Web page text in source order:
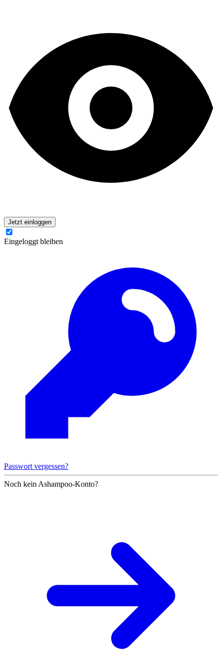
Jetzt einloggen
Eingeloggt bleiben
Passwort vergessen?
Noch kein Ashampoo-Konto?